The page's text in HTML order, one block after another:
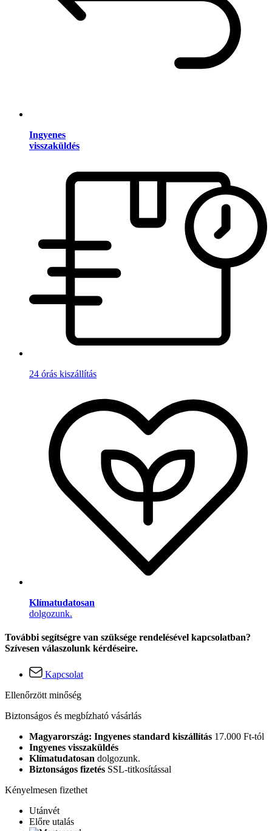
Ingyenes
visszaküldés
24 órás kiszállítás
Klímatudatosan
dolgozunk.
További segítségre van szüksége rendelésével kapcsolatban?
Szívesen válaszolunk kérdéseire.
Kapcsolat
Ellenőrzött minőség
Biztonságos és megbízható vásárlás
Magyarország: Ingyenes standard kiszállítás 17.000 Ft-tól
Ingyenes visszaküldés
Klímatudatosan dolgozunk.
Biztonságos fizetés SSL-titkosítással
Kényelmesen fizethet
Utánvét
Előre utalás